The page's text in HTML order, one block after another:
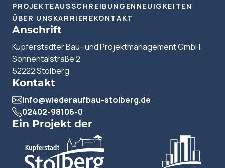
PROJEKTEAUSSCHREIBUNGEN NEUIGKEITEN
ÜBER UNSKARRIEREKONTAKT
Anschrift
Kupferstädter Bau- und Projektmanagement GmbH
Sonnentalstraße 2
52222 Stolberg
Kontakt
info@wiederaufbau-stolberg.de
02402-98106-0
Ein Projekt der